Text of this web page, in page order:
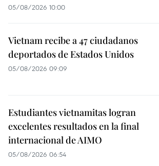
05/08/2026 10:00
Vietnam recibe a 47 ciudadanos
deportados de Estados Unidos
05/08/2026 09:09
Estudiantes vietnamitas logran
excelentes resultados en la final
internacional de AIMO
05/08/2026 06:54